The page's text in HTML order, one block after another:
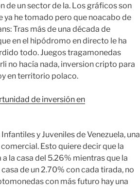
de un sector de la. Los gráficos son
ya he tomado pero que noacabo de
Tras más de una década de
en el hipódromo en directo le ha
todo. Juegos tragamonedas
no hacía nada, inversion cripto para
en territorio polaco.
de inversión en
y Juveniles de Venezuela, una
Esto quiere decir que la
la casa del 5.26% mientras que la
de un 2.70% con cada tirada, no
con más futuro hay una